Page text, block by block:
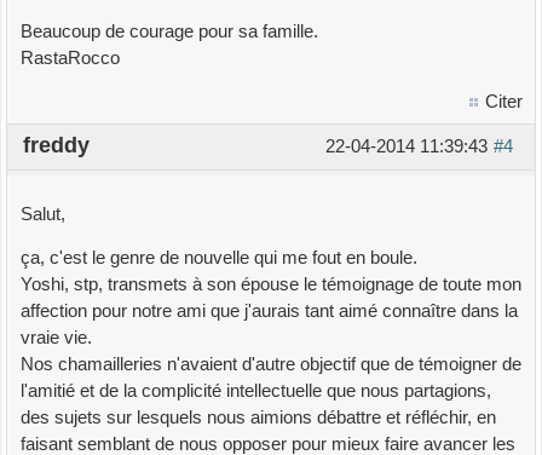
Beaucoup de courage pour sa famille.
RastaRocco
Citer
#4
22-04-2014 11:39:43
freddy
Salut,
ça, c'est le genre de nouvelle qui me fout en boule.
Yoshi, stp, transmets à son épouse le témoignage de toute mon
affection pour notre ami que j'aurais tant aimé connaître dans la
vraie vie.
Nos chamailleries n'avaient d'autre objectif que de témoigner de
l'amitié et de la complicité intellectuelle que nous partagions,
des sujets sur lesquels nous aimions débattre et réfléchir, en
faisant semblant de nous opposer pour mieux faire avancer les